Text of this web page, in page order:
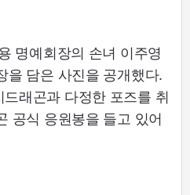
명예회장의 손녀 이주영
을 담은 사진을 공개했다.
래곤과 다정한 포즈를 취
공식 응원봉을 들고 있어